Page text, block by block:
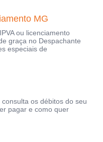
MG
ou licenciamento
graça no Despachante
especiais de
os débitos do seu
pagar e como quer